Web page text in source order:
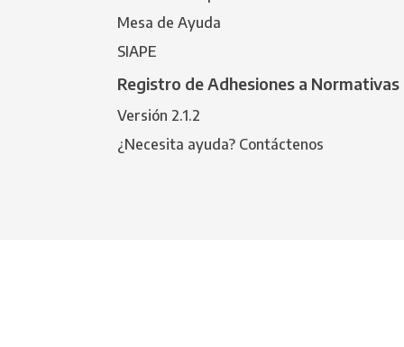
Mesa de Ayuda
SIAPE
Registro de Adhesiones a
Versión 2.1.2
¿Necesita ayuda? Contáctenos